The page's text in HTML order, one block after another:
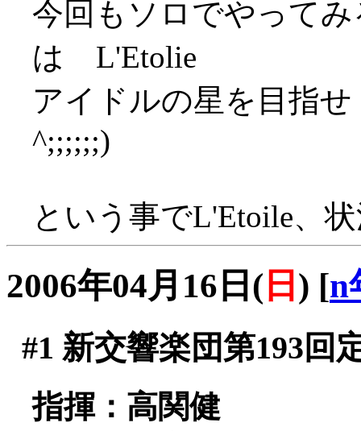
今回もソロでやって
は L'Etolie
アイドルの星を目指
^;;;;;;)
という事でL'Etoile、
2006年04月16日( 日 ) [n
#1 新交響楽団第193回
指揮：高関健